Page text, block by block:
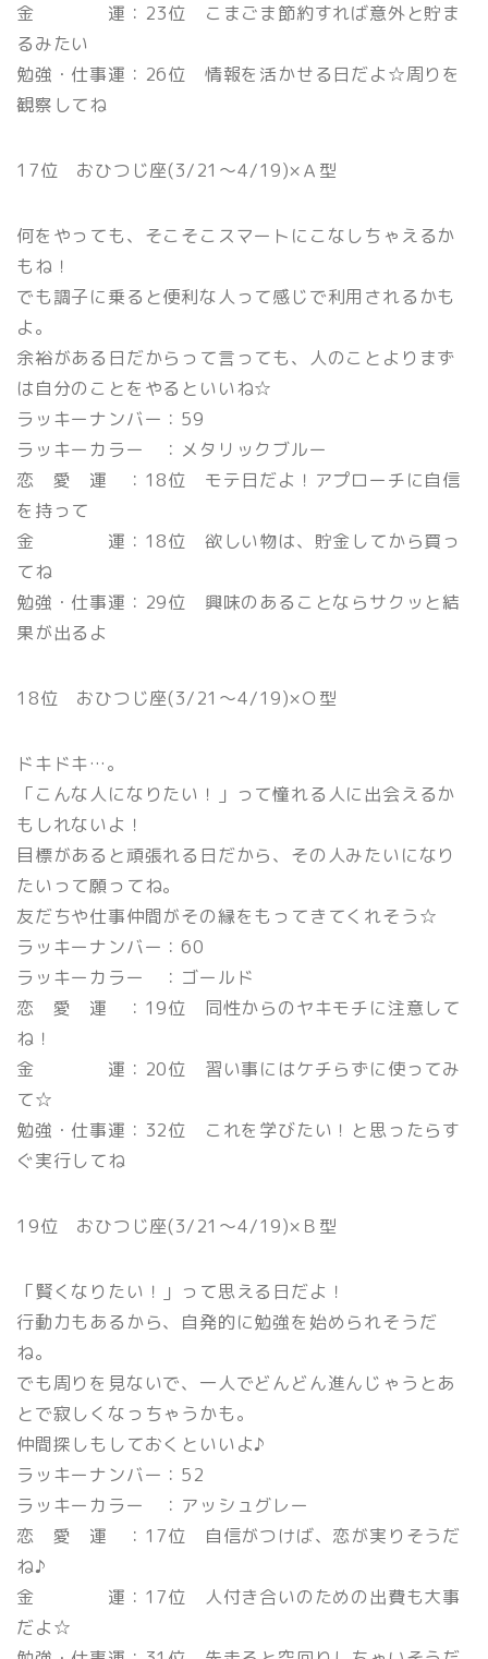
金 運：23位 こまごま節約すれば意外と貯ま
るみたい
勉強・仕事運：26位 情報を活かせる日だよ☆周りを
観察してね
17位 おひつじ座(3/21〜4/19)×Ａ型
何をやっても、そこそこスマートにこなしちゃえるか
もね！
でも調子に乗ると便利な人って感じで利用されるかも
よ。
余裕がある日だからって言っても、人のことよりまず
は自分のことをやるといいね☆
ラッキーナンバー：59
ラッキーカラー ：メタリックブルー
恋 愛 運 ：18位 モテ日だよ！アプローチに自信
を持って
金 運：18位 欲しい物は、貯金してから買っ
てね
勉強・仕事運：29位 興味のあることならサクッと結
果が出るよ
18位 おひつじ座(3/21〜4/19)×Ｏ型
ドキドキ…。
「こんな人になりたい！」って憧れる人に出会えるか
もしれないよ！
目標があると頑張れる日だから、その人みたいになり
たいって願ってね。
友だちや仕事仲間がその縁をもってきてくれそう☆
ラッキーナンバー：60
ラッキーカラー ：ゴールド
恋 愛 運 ：19位 同性からのヤキモチに注意して
ね！
金 運：20位 習い事にはケチらずに使ってみ
て☆
勉強・仕事運：32位 これを学びたい！と思ったらす
ぐ実行してね
19位 おひつじ座(3/21〜4/19)×Ｂ型
「賢くなりたい！」って思える日だよ！
行動力もあるから、自発的に勉強を始められそうだ
ね。
でも周りを見ないで、一人でどんどん進んじゃうとあ
とで寂しくなっちゃうかも。
仲間探しもしておくといいよ♪
ラッキーナンバー：52
ラッキーカラー ：アッシュグレー
恋 愛 運 ：17位 自信がつけば、恋が実りそうだ
ね♪
金 運：17位 人付き合いのための出費も大事
だよ☆